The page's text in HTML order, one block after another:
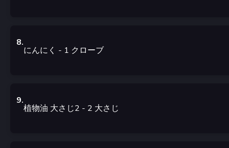
8.
にんにく - 1 クローブ
9.
植物油 大さじ2 - 2 大さじ